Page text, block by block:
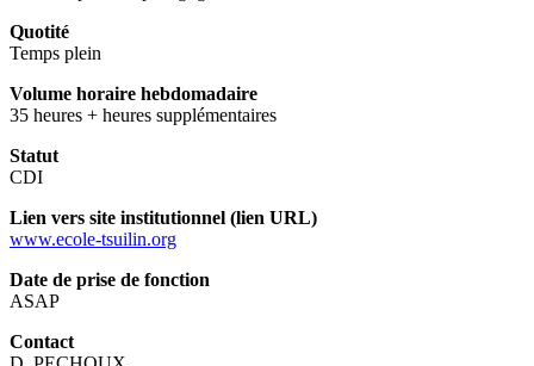
Quotité
Temps plein
Volume horaire hebdomadaire
35 heures + heures supplémentaires
Statut
CDI
Lien vers site institutionnel (lien URL)
www.ecole-tsuilin.org
Date de prise de fonction
ASAP
Contact